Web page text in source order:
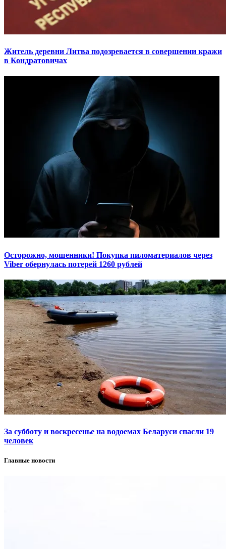
Житель деревни Литва подозревается в совершении кражи
в Кондратовичах
Осторожно, мошенники! Покупка пиломатериалов через
Viber обернулась потерей 1260 рублей
За субботу и воскресенье на водоемах Беларуси спасли 19
человек
Главные новости